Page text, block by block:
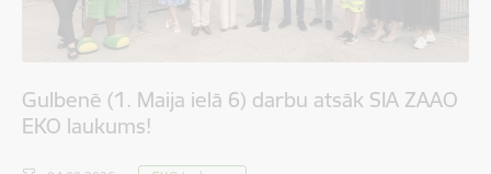
Gulbenē (1. Maija ielā 6) darbu atsāk SIA ZAAO
EKO laukums!